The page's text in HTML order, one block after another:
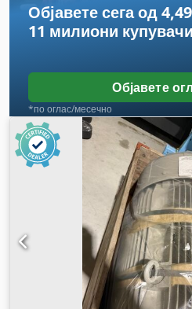
Објавете сега од
11 милиони купувачи
Објавете
*по оглас/месечно